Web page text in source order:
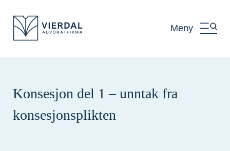
Meny
Konsesjon del 1 – unntak fra
konsesjonsplikten